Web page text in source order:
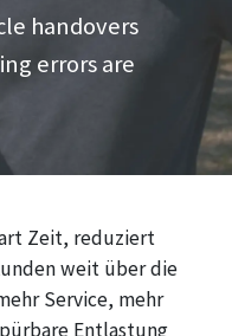
handovers
errors are
Zeit, reduziert
weit über die
Service, mehr
Entlastung